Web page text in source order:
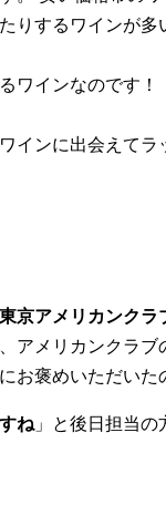
りするワインが多
ワインなのです！
インに出会えて
東京アメリカンクラ
アメリカンクラ
お褒めいただいた
ね 」と後日担当